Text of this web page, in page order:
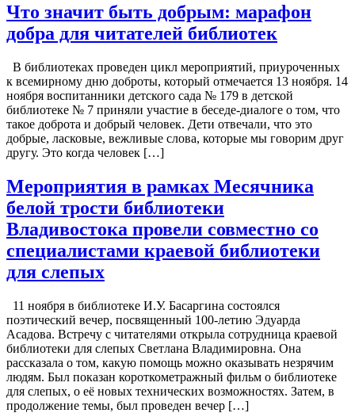
Что значит быть добрым: марафон
добра для читателей библиотек
В библиотеках проведен цикл мероприятий, приуроченных
к всемирному дню доброты, который отмечается 13 ноября. 14
ноября воспитанники детского сада № 179 в детской
библиотеке № 7 приняли участие в беседе-диалоге о том, что
такое доброта и добрый человек. Дети отвечали, что это
добрые, ласковые, вежливые слова, которые мы говорим друг
другу. Это когда человек […]
Мероприятия в рамках Месячника
белой трости библиотеки
Владивостока провели совместно со
специалистами краевой библиотеки
для слепых
11 ноября в библиотеке И.У. Басаргина состоялся
поэтический вечер, посвященный 100-летию Эдуарда
Асадова. Встречу с читателями открыла сотрудница краевой
библиотеки для слепых Светлана Владимировна. Она
рассказала о том, какую помощь можно оказывать незрячим
людям. Был показан короткометражный фильм о библиотеке
для слепых, о её новых технических возможностях. Затем, в
продолжение темы, был проведен вечер […]